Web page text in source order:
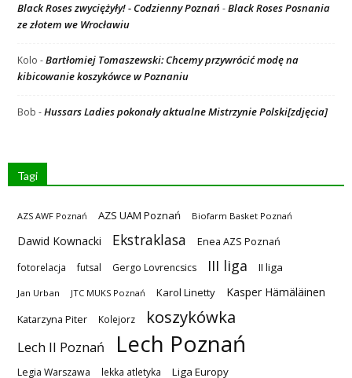
Black Roses zwyciężyły! - Codzienny Poznań -Black Roses Posnania
ze złotem we Wrocławiu
Kolo -Bartłomiej Tomaszewski: Chcemy przywrócić modę na
kibicowanie koszykówce w Poznaniu
Bob -Hussars Ladies pokonały aktualne Mistrzynie Polski[zdjęcia]
Tagi
AZS AWF Poznań AZS UAM Poznań Biofarm Basket Poznań
Dawid Kownacki Ekstraklasa Enea AZS Poznań
fotorelacja futsal Gergo Lovrencsics III liga II liga
Jan Urban JTC MUKS Poznań Karol Linetty Kasper Hämäläinen
Katarzyna Piter Kolejorz koszykówka
Lech II Poznań Lech Poznań
Legia Warszawa lekka atletyka Liga Europy